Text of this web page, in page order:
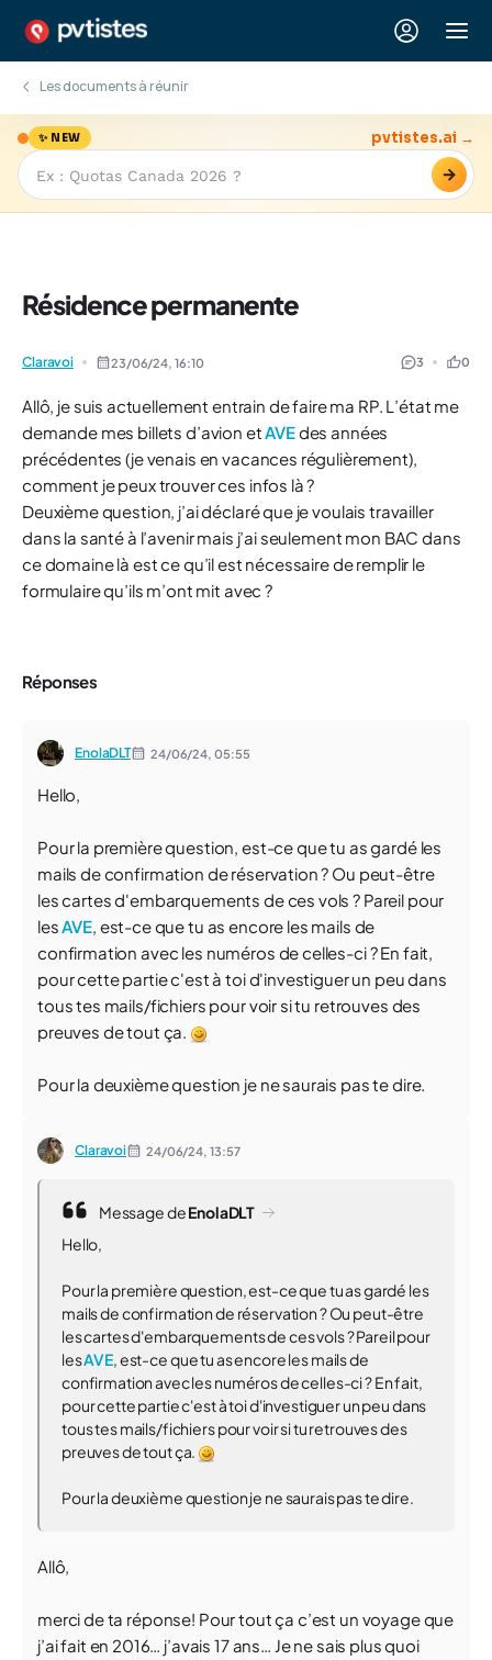
Les documents à réunir
✨ NEW
→
pvtistes.ai →
Résidence permanente
Claravoi 23/06/24, 16:10 3 0
Allô, je suis actuellement entrain de faire ma RP. L’état me
demande mes billets d’avion etAVEdes années
précédentes (je venais en vacances régulièrement),
comment je peux trouver ces infos là ?
Deuxième question, j’ai déclaré que je voulais travailler
dans la santé à l’avenir mais j’ai seulement mon BAC dans
ce domaine là est ce qu’il est nécessaire de remplir le
formulaire qu’ils m’ont mit avec ?
Réponses
EnolaDLT 24/06/24, 05:55
Hello,
Pour la première question, est-ce que tu as gardé les
mails de confirmation de réservation ? Ou peut-être
les cartes d'embarquements de ces vols ? Pareil pour
lesAVE, est-ce que tu as encore les mails de
confirmation avec les numéros de celles-ci ? En fait,
pour cette partie c'est à toi d'investiguer un peu dans
tous tes mails/fichiers pour voir si tu retrouves des
preuves de tout ça.
Pour la deuxième question je ne saurais pas te dire.
Claravoi 24/06/24, 13:57
Message deEnolaDLT
Hello,
Pour la première question, est-ce que tu as gardé les
mails de confirmation de réservation ? Ou peut-être
les cartes d'embarquements de ces vols ? Pareil pour
lesAVE, est-ce que tu as encore les mails de
confirmation avec les numéros de celles-ci ? En fait,
pour cette partie c'est à toi d'investiguer un peu dans
tous tes mails/fichiers pour voir si tu retrouves des
preuves de tout ça.
Pour la deuxième question je ne saurais pas te dire.
Allô,
merci de ta réponse! Pour tout ça c’est un voyage que
j’ai fait en 2016… j’avais 17 ans… Je ne sais plus quoi